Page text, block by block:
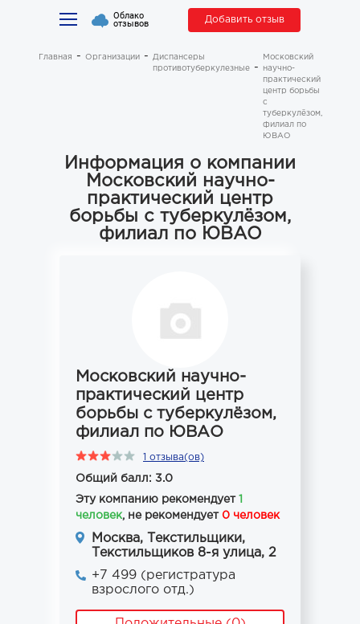
Облако
отзывов Добавить отзыв
Главная Организации
Диспансеры
противотуберкулезные
Московский
научно-
практический
центр борьбы
с
туберкулёзом,
филиал по
ЮВАО
Информация о компании
Московский научно-
практический центр
борьбы с туберкулёзом,
филиал по ЮВАО
Московский научно-
практический центр
борьбы с туберкулёзом,
филиал по ЮВАО
1 отзыва(ов)
Общий балл: 3.0
Эту компанию рекомендует 1
человек, не рекомендует 0 человек
Москва, Текстильщики,
Текстильщиков 8-я улица, 2
+7 499 (регистратура
взрослого отд.)